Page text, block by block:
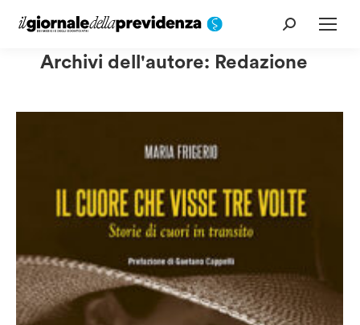
Cerca:
Archivi dell'autore: Redazione